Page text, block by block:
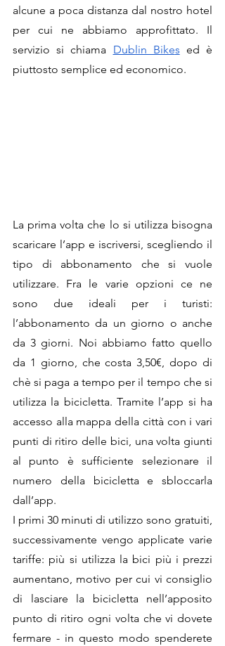
alcune a poca distanza dal nostro hotel
per cui ne abbiamo approfittato. Il
servizio si chiama Dublin Bikes ed è
piuttosto semplice ed economico.
La prima volta che lo si utilizza bisogna
scaricare l’app e iscriversi, scegliendo il
tipo di abbonamento che si vuole
utilizzare. Fra le varie opzioni ce ne
sono due ideali per i turisti:
l’abbonamento da un giorno o anche
da 3 giorni. Noi abbiamo fatto quello
da 1 giorno, che costa 3,50€, dopo di
chè si paga a tempo per il tempo che si
utilizza la bicicletta. Tramite l’app si ha
accesso alla mappa della città con i vari
punti di ritiro delle bici, una volta giunti
al punto è sufficiente selezionare il
numero della bicicletta e sbloccarla
dall’app.
I primi 30 minuti di utilizzo sono gratuiti,
successivamente vengo applicate varie
tariffe: più si utilizza la bici più i prezzi
aumentano, motivo per cui vi consiglio
di lasciare la bicicletta nell’apposito
punto di ritiro ogni volta che vi dovete
fermare - in questo modo spenderete